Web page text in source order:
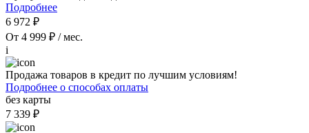
Подробнее
6 972 ₽
От 4 999 ₽ / мес.
i
Продажа товаров в кредит по лучшим условиям!
Подробнее о способах оплаты
без карты
7 339 ₽